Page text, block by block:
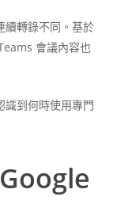
續轉錄不同。基於
會議內容也
識到何時使用專門